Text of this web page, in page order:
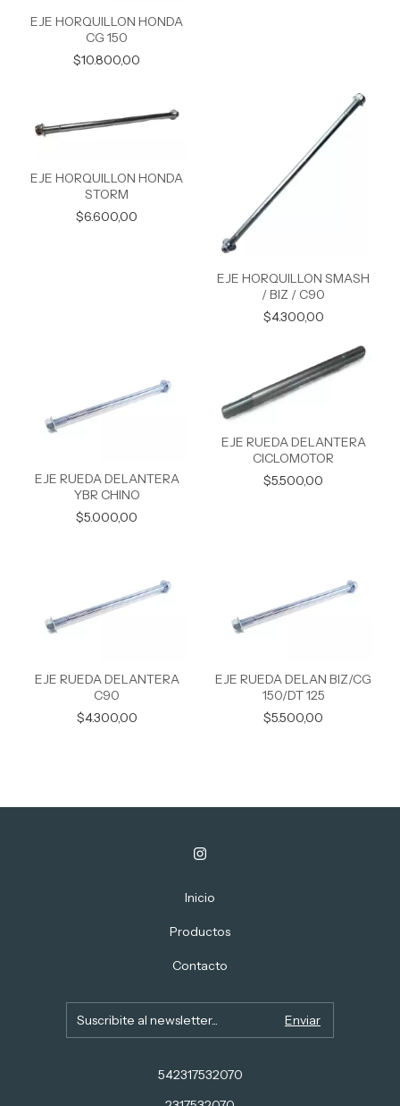
EJE HORQUILLON HONDA
CG 150
$10.800,00
EJE HORQUILLON HONDA
STORM
$6.600,00
EJE HORQUILLON SMASH
/ BIZ / C90
$4.300,00
EJE RUEDA DELANTERA
YBR CHINO
$5.000,00
EJE RUEDA DELANTERA
CICLOMOTOR
$5.500,00
EJE RUEDA DELANTERA
C90
$4.300,00
EJE RUEDA DELAN BIZ/CG
150/DT 125
$5.500,00
Inicio
Productos
Contacto
542317532070